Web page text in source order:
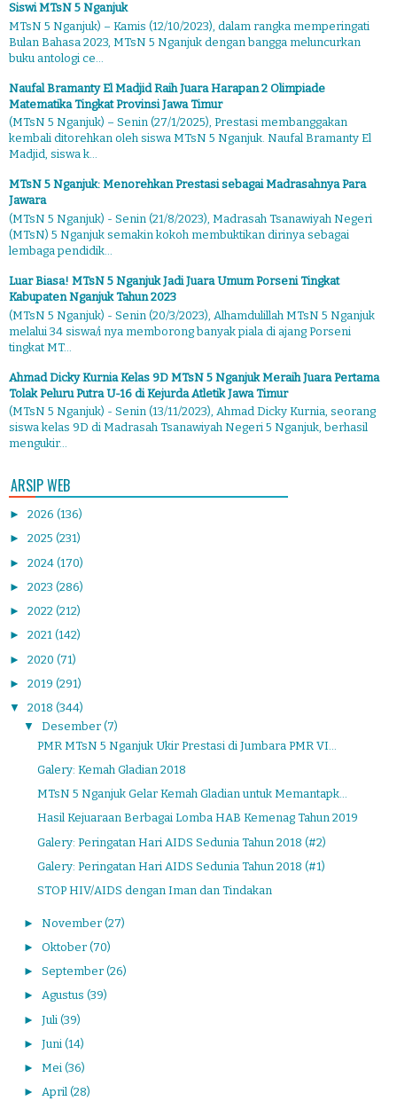
Siswi MTsN 5 Nganjuk
MTsN 5 Nganjuk) – Kamis (12/10/2023), dalam rangka memperingati
Bulan Bahasa 2023, MTsN 5 Nganjuk dengan bangga meluncurkan
buku antologi ce...
Naufal Bramanty El Madjid Raih Juara Harapan 2 Olimpiade
Matematika Tingkat Provinsi Jawa Timur
(MTsN 5 Nganjuk) – Senin (27/1/2025), Prestasi membanggakan
kembali ditorehkan oleh siswa MTsN 5 Nganjuk. Naufal Bramanty El
Madjid, siswa k...
MTsN 5 Nganjuk: Menorehkan Prestasi sebagai Madrasahnya Para
Jawara
(MTsN 5 Nganjuk) - Senin (21/8/2023), Madrasah Tsanawiyah Negeri
(MTsN) 5 Nganjuk semakin kokoh membuktikan dirinya sebagai
lembaga pendidik...
Luar Biasa! MTsN 5 Nganjuk Jadi Juara Umum Porseni Tingkat
Kabupaten Nganjuk Tahun 2023
(MTsN 5 Nganjuk) - Senin (20/3/2023), Alhamdulillah MTsN 5 Nganjuk
melalui 34 siswa/i nya memborong banyak piala di ajang Porseni
tingkat MT...
Ahmad Dicky Kurnia Kelas 9D MTsN 5 Nganjuk Meraih Juara Pertama
Tolak Peluru Putra U-16 di Kejurda Atletik Jawa Timur
(MTsN 5 Nganjuk) - Senin (13/11/2023), Ahmad Dicky Kurnia, seorang
siswa kelas 9D di Madrasah Tsanawiyah Negeri 5 Nganjuk, berhasil
mengukir...
ARSIP WEB
► 2026 (136)
► 2025 (231)
► 2024 (170)
► 2023 (286)
► 2022 (212)
► 2021 (142)
► 2020 (71)
► 2019 (291)
▼ 2018 (344)
▼ Desember (7)
PMR MTsN 5 Nganjuk Ukir Prestasi di Jumbara PMR VI...
Galery: Kemah Gladian 2018
MTsN 5 Nganjuk Gelar Kemah Gladian untuk Memantapk...
Hasil Kejuaraan Berbagai Lomba HAB Kemenag Tahun 2019
Galery: Peringatan Hari AIDS Sedunia Tahun 2018 (#2)
Galery: Peringatan Hari AIDS Sedunia Tahun 2018 (#1)
STOP HIV/AIDS dengan Iman dan Tindakan
► November (27)
► Oktober (70)
► September (26)
► Agustus (39)
► Juli (39)
► Juni (14)
► Mei (36)
► April (28)